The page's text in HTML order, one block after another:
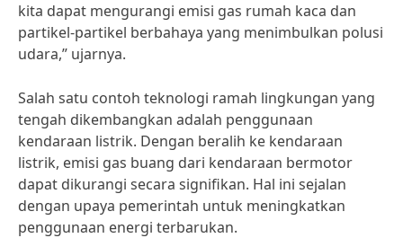
kita dapat mengurangi emisi gas rumah kaca dan
partikel-partikel berbahaya yang menimbulkan polusi
udara,” ujarnya.
Salah satu contoh teknologi ramah lingkungan yang
tengah dikembangkan adalah penggunaan
kendaraan listrik. Dengan beralih ke kendaraan
listrik, emisi gas buang dari kendaraan bermotor
dapat dikurangi secara signifikan. Hal ini sejalan
dengan upaya pemerintah untuk meningkatkan
penggunaan energi terbarukan.